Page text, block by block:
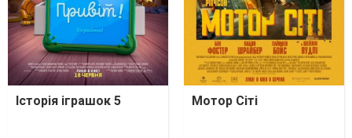
Історія іграшок 5 Мотор Сіті